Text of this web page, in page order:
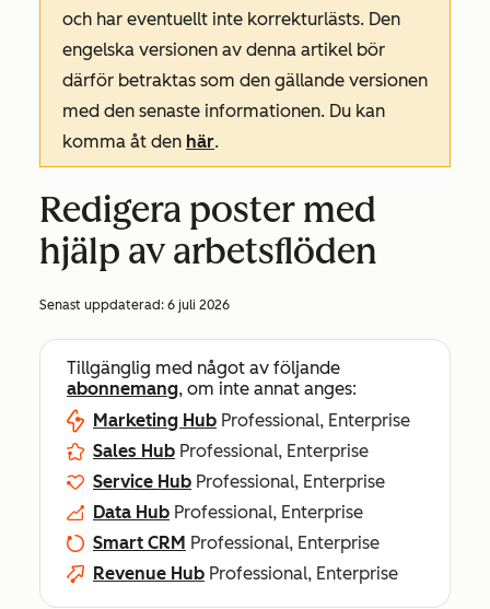
och har eventuellt inte korrekturlästs. Den
engelska versionen av denna artikel bör
därför betraktas som den gällande versionen
med den senaste informationen. Du kan
komma åt den här.
Redigera poster med
hjälp av arbetsflöden
Senast uppdaterad: 6 juli 2026
Tillgänglig med något av följande
abonnemang, om inte annat anges:
Marketing Hub Professional, Enterprise
Sales Hub Professional, Enterprise
Service Hub Professional, Enterprise
Data Hub Professional, Enterprise
Smart CRM Professional, Enterprise
Revenue Hub Professional, Enterprise